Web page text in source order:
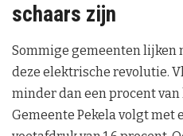
schaars zijn
Sommige gemeenten lijken
deze elektrische revolutie.
minder dan een procent
Gemeente Pekela volgt met